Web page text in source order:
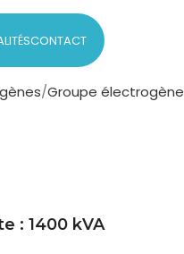
CONTACT
Groupe
: 1400 kVA